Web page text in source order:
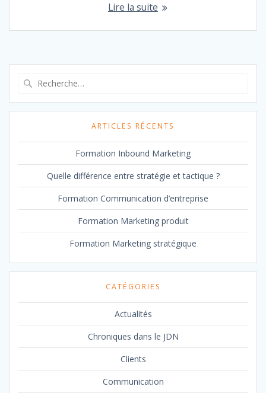
Lire la suite
:
ARTICLES RÉCENTS
Formation Inbound Marketing
Quelle différence entre stratégie et tactique ?
Formation Communication d’entreprise
Formation Marketing produit
Formation Marketing stratégique
CATÉGORIES
Actualités
Chroniques dans le JDN
Clients
Communication